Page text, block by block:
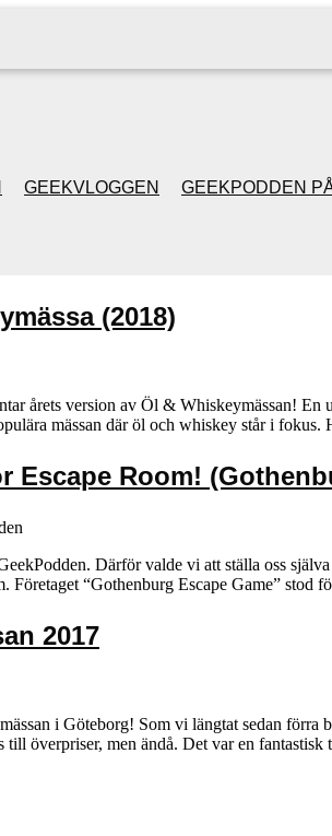
GEEKVLOGGEN GEEKPODDEN
GEEKPODDENS
JULSPECIALER
(2018)
årets version av Öl & Whiskeymässan!
mässan där öl och whiskey står i
Escape Room!
Därför valde vi att ställa oss
Företaget “Gothenburg Escape Game”
2017
i Göteborg! Som vi längtat sedan
överpriser, men ändå. Det var en